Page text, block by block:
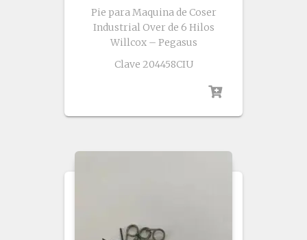
Pie para Maquina de Coser
Industrial Over de 6 Hilos
Willcox – Pegasus
Clave 204458CIU